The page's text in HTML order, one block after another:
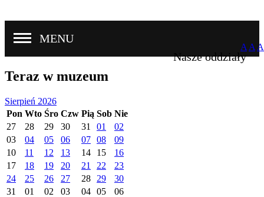
Nasze oddziały
MENU
Teraz w muzeum
Sierpień 2026
Pon Wto Śro Czw Pią Sob Nie
27
28 29 30 31 01
02
03
04 05 06 07 08
09
10
11 12 13 14 15
16
17
18 19 20 21 22
23
24
25 26 27 28 29
30
31
01 02 03 04 05 06
A A A